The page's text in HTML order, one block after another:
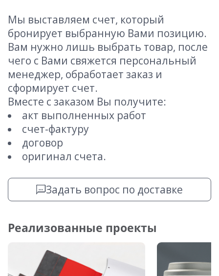
Мы выставляем счет, который
бронирует выбранную Вами позицию.
Вам нужно лишь выбрать товар, после
чего с Вами свяжется персональный
менеджер, обработает заказ и
сформирует счет.
Вместе с заказом Вы получите:
акт выполненных работ
счет-фактуру
договор
оригинал счета.
Задать вопрос по доставке
Реализованные проекты